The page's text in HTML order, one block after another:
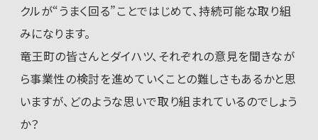
クルが“うまく回る”ことではじめて、持続可能な取り組
みになります。
竜王町の皆さんとダイハツ、それぞれの意見を聞きなが
ら事業性の検討を進めていくことの難しさもあるかと思
いますが、どのような思いで取り組まれているのでしょう
か？